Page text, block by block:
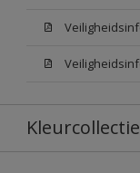
Kleurcollectie